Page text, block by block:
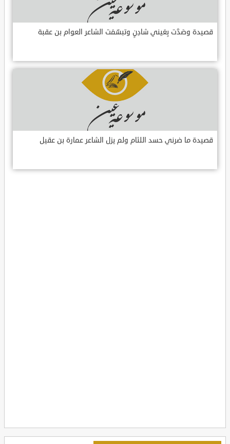
قصيدة وصَدَّت بِعَيني شادِنٍ وتبسّمَت الشاعر العوام بن عقبة
قصيدة ما ضرني حسد اللئام ولم يزل الشاعر عمارة بن عقيل